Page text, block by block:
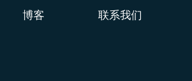
博客 联系我们